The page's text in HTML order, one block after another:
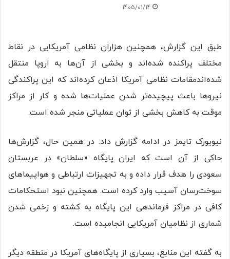
1405/01/14
طبق این گزارش، همچنین هزاران نظامی آمریکایی در نقاط
مختلف پراکنده شده‌اند و بخشی از آن‌ها به اروپا منتقل
شده‌اندمقامات نظامی آمریکا اذعان کرده‌اند که این پراکندگی
نیروها باعث پیچیده‌تر شدن عملیات‌ها شده و کار از مراکز
موقت به کاهش بخشی از توان عملیاتی منجر شده است.
نیویورک تایمز در ادامه گزارش داد: در همین حال، گزارش‌ها
حاکی از آن است که ایران پایگاه «سلطان» در عربستان
سعودی را هدف قرار داده و به تجهیزات ارتباطی و هواپیماهای
سوخت‌رسان آسیب وارد کرده است. همچنین نبود استحکامات
کافی در مراکز فرماندهی این پایگاه به کشته و زخمی شدن
شماری از نظامیان آمریکایی انجامیده است.
به گفته این منابع، بسیاری از پایگاه‌های آمریکا در منطقه دیگر